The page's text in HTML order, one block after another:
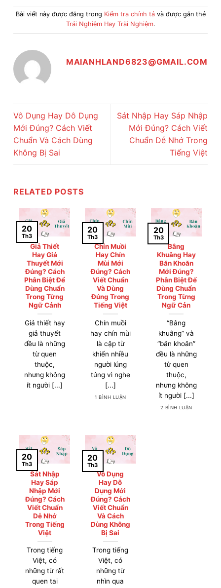
Bài viết này được đăng trong Kiểm tra chính tảvà được gắn thẻ
Trải Nghiệm Hay Trãi Nghiệm.
MAIANHLAND6823@GMAIL.COM
Vô Dụng Hay Dô Dụng
Mới Đúng? Cách Viết
Chuẩn Và Cách Dùng
Không Bị Sai
Sát Nhập Hay Sáp Nhập
Mới Đúng? Cách Viết
Chuẩn Dễ Nhớ Trong
Tiếng Việt
RELATED POSTS
Giả Thiết
Hay Giả
Thuyết Mới
Đúng? Cách
Phân Biệt Để
Dùng Chuẩn
Trong Từng
Ngữ Cảnh
Giả thiết hay
giả thuyết
đều là những
từ quen
thuộc,
nhưng không
ít người [...]
20
Th3
Chín Muồi
Hay Chín
Mùi Mới
Đúng? Cách
Viết Chuẩn
Và Dùng
Đúng Trong
Tiếng Việt
Chín muồi
hay chín mùi
là cặp từ
khiến nhiều
người lúng
túng vì nghe
[...]
1 BÌNH LUẬN
20
Th3
Bâng
Khuâng Hay
Băn Khoăn
Mới Đúng?
Phân Biệt Để
Dùng Chuẩn
Trong Từng
Ngữ Cản
“Bâng
khuâng” và
“băn khoăn”
đều là những
từ quen
thuộc,
nhưng không
ít người [...]
2 BÌNH LUẬN
20
Th3
Sát Nhập
Hay Sáp
Nhập Mới
Đúng? Cách
Viết Chuẩn
Dễ Nhớ
Trong Tiếng
Việt
Trong tiếng
Việt, có
những từ rất
quen tai
20
Th3
Vô Dụng
Hay Dô
Dụng Mới
Đúng? Cách
Viết Chuẩn
Và Cách
Dùng Không
Bị Sai
Trong tiếng
Việt, có
những từ
nhìn qua
20
Th3